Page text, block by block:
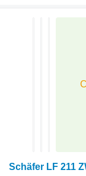
Schäfer LF 211